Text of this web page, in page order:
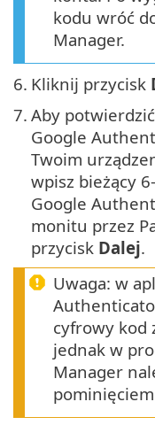
kodu wróć
Manager.
6. Kliknij przycisk
7. Aby
Google
Twoim
wpisz bieżący
Google
monitu przez
przycisk Dalej.
Uwaga: w
cyfrowy kod
jednak w
Manager